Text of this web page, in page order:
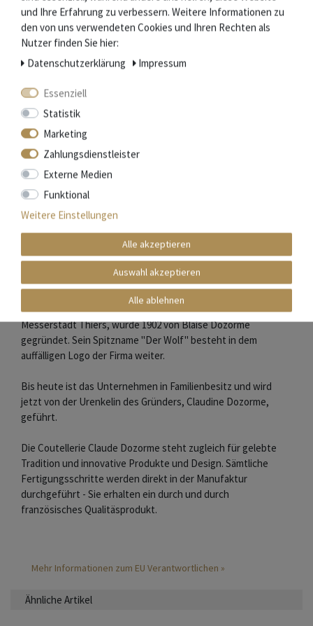
Schmiede: Coutellerie Claude Dozorme -
Herstellerkennung: 1.90.126.37
Funktionen: Kapselschneider mit Mikrozahnung,
Zweistufiger Korkenzieher, Flaschenöffner
- Gewicht: 144 g
Verzierung: Handverzierte Feder
Geschenkbox - Lederetui - Zertifikat
Lieferumfang
Sommelierbesteck
Lederetui mit geprägtem Logo
Zertifikat
Schwarze Geschenkbox
Coutellerie Claude Dozorme
Die Schmiede mit Sitz in La Monnerie, unweit der bekannten
Messerstadt Thiers, wurde 1902 von Blaise Dozorme
gegründet. Sein Spitzname "Der Wolf" besteht in dem
auffälligen Logo der Firma weiter.
Bis heute ist das Unternehmen in Familienbesitz und wird
jetzt von der Urenkelin des Gründers, Claudine Dozorme,
geführt.
Die Coutellerie Claude Dozorme steht zugleich für gelebte
Tradition und innovative Produkte und Design. Sämtliche
Fertigungsschritte werden direkt in der Manufaktur
durchgeführt - Sie erhalten ein durch und durch
französisches Qualitäsprodukt.
Mehr Informationen zum EU Verantwortlichen »
Ähnliche Artikel
und Ihre Erfahrung zu verbessern. Weitere Informationen zu
den von uns verwendeten Cookies und Ihren Rechten als
Nutzer finden Sie hier:
Daten­schutz­erklärung
Impressum
Essenziell
Statistik
Marketing
Zahlungsdienstleister
Externe Medien
Funktional
Weitere Einstellungen
Alle akzeptieren
Auswahl akzeptieren
Alle ablehnen